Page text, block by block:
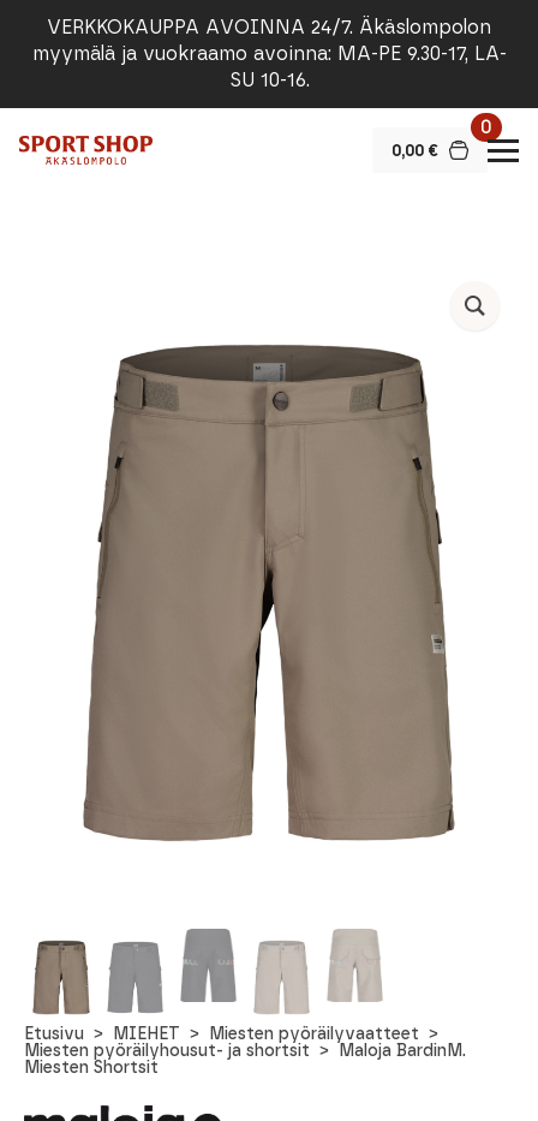
VERKKOKAUPPA AVOINNA 24/7. Äkäslompolon
myymälä ja vuokraamo avoinna: MA-PE 9.30-17, LA-
SU 10-16.
0,00 €
0
Etusivu MIEHET
Miesten pyöräilyvaatteet
Miesten pyöräilyhousut- ja shortsit
Maloja BardinM.
Miesten Shortsit